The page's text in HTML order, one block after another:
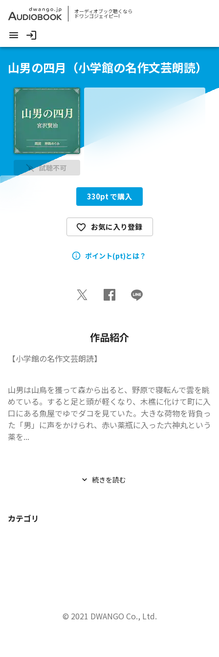
オーディオブック聴くなら
ドワンゴジェイピー!
山男の四月（小学館の名作文芸朗読）
試聴不可
330pt で購入
お気に入り登録
ポイント(pt)とは？
作品紹介
【小学館の名作文芸朗読】
山男は山鳥を獲って森から出ると、野原で寝転んで雲を眺
めている。すると足と頭が軽くなり、木樵に化けて町に入
口にある魚屋でゆでダコを見ていた。大きな荷物を背負っ
た「男」に声をかけられ、赤い薬瓶に入った六神丸という
薬を...
続きを読む
カテゴリ
© 2021 DWANGO Co., Ltd.